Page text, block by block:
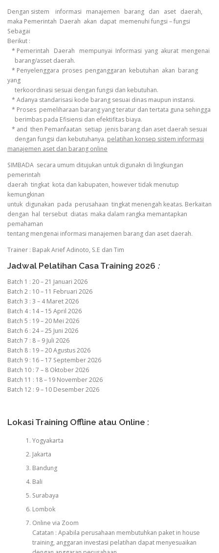
Dengan sistem informasi manajemen barang dan aset daerah,
maka Pemerintah Daerah akan dapat memenuhi fungsi – fungsi
Sebagai
Berikut :
* Pemerintah Daerah mempunyai Informasi yang akurat mengenai
barang/asset daerah.
* Penyelenggara proses penganggaran kebutuhan akan barang
yang
terkoordinasi sesuai dengan fungsi dan kebutuhan.
* Adanya standarisasi kode barang sesuai dinas maupun instansi.
* Proses pemeliharaan barang yang teratur dan tertata guna sehingga
berimbas pada Efisiensi dan efektifitas biaya.
* and then Pemanfaatan setiap jenis barang dan aset daerah sesuai
dengan fungsi dan kebutuhanya. pelatihan konsep sistem informasi
manajemen aset dan barang online
SIMBADA secara umum ditujukan untuk digunakn di lingkungan
pemerintah
daerah tingkat kota dan kabupaten, however tidak menutup
kemungkinan
untuk digunakan pada perusahaan tingkat menengah keatas. Berkaitan
dengan hal tersebut diatas maka dalam rangka memantapkan
pemahaman
tentang mengenai informasi manajemen barang dan aset daerah.
Trainer : Bapak Arief Adinoto, S.E dan Tim
Jadwal Pelatihan Casa Training 2026 :
Batch 1 : 20 – 21 Januari 2026
Batch 2 : 10 – 11 Februari 2026
Batch 3 : 3 – 4 Maret 2026
Batch 4 : 14 – 15 April 2026
Batch 5 : 19 – 20 Mei 2026
Batch 6 : 24 – 25 Juni 2026
Batch 7 : 8 – 9 Juli 2026
Batch 8 : 19 – 20 Agustus 2026
Batch 9 : 16 – 17 September 2026
Batch 10 : 7 – 8 Oktober 2026
Batch 11 : 18 – 19 November 2026
Batch 12 : 9 – 10 Desember 2026
Lokasi Training Offline atau Online :
Yogyakarta
Jakarta
Bandung
Bali
Surabaya
Lombok
Online via Zoom
Catatan : Apabila perusahaan membutuhkan paket in house
training, anggaran investasi pelatihan dapat menyesuaikan